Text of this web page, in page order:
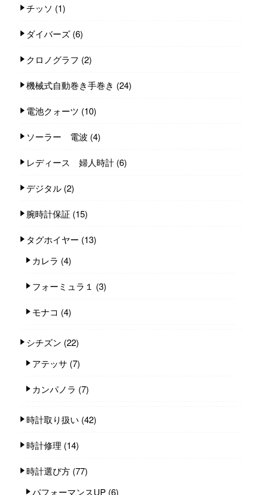
チッソ (1)
ダイバーズ (6)
クロノグラフ (2)
機械式自動巻き手巻き (24)
電池クォーツ (10)
ソーラー 電波 (4)
レディース 婦人時計 (6)
デジタル (2)
腕時計保証 (15)
タグホイヤー (13)
カレラ (4)
フォーミュラ１ (3)
モナコ (4)
シチズン (22)
アテッサ (7)
カンパノラ (7)
時計取り扱い (42)
時計修理 (14)
時計選び方 (77)
パフォーマンスUP (6)